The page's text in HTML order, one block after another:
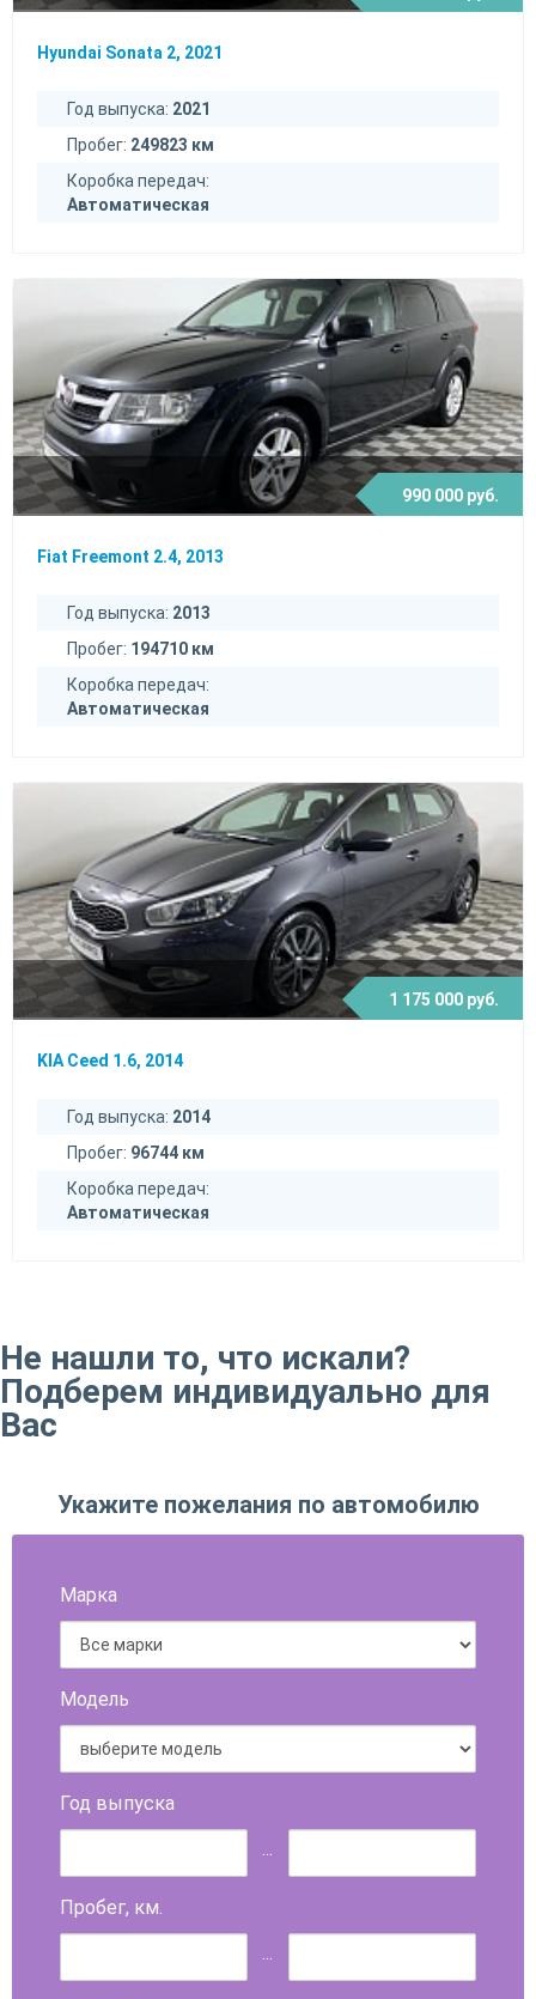
Hyundai Sonata 2, 2021
Год выпуска: 2021
Пробег: 249823 км
Коробка передач:
Автоматическая
990 000 руб.
Fiat Freemont 2.4, 2013
Год выпуска: 2013
Пробег: 194710 км
Коробка передач:
Автоматическая
1 175 000 руб.
KIA Ceed 1.6, 2014
Год выпуска: 2014
Пробег: 96744 км
Коробка передач:
Автоматическая
Не нашли то, что искали?
Подберем индивидуально для
Вас
Укажите пожелания по автомобилю
Марка
Модель
Год выпуска
...
Пробег, км.
...